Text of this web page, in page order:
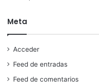
Meta
Acceder
Feed de entradas
Feed de comentarios